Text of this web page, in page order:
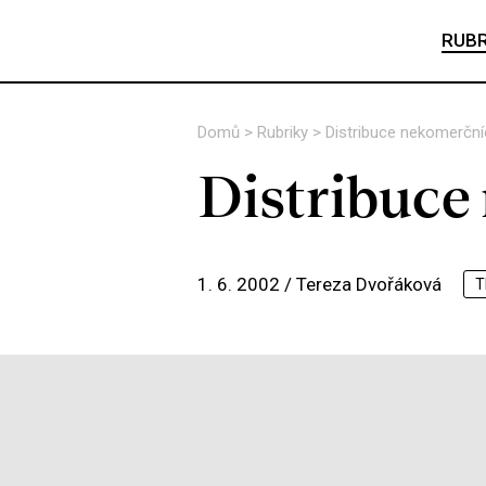
Domů > Rubriky > Distribuce
Distribuce
1. 6. 2002 / Tereza Dvořáková